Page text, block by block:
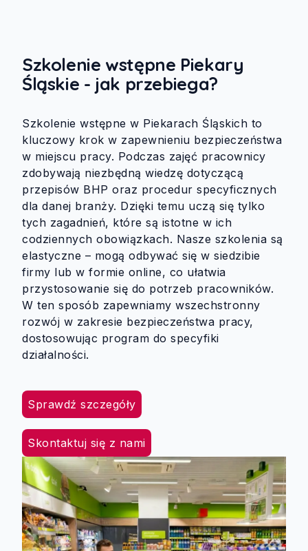
Szkolenie wstępne Piekary
Śląskie - jak przebiega?
Szkolenie wstępne w Piekarach Śląskich to
kluczowy krok w zapewnieniu bezpieczeństwa
w miejscu pracy. Podczas zajęć pracownicy
zdobywają niezbędną wiedzę dotyczącą
przepisów BHP oraz procedur specyficznych
dla danej branży. Dzięki temu uczą się tylko
tych zagadnień, które są istotne w ich
codziennych obowiązkach. Nasze szkolenia są
elastyczne – mogą odbywać się w siedzibie
firmy lub w formie online, co ułatwia
przystosowanie się do potrzeb pracowników.
W ten sposób zapewniamy wszechstronny
rozwój w zakresie bezpieczeństwa pracy,
dostosowując program do specyfiki
działalności.
Sprawdź szczegóły
Skontaktuj się z nami